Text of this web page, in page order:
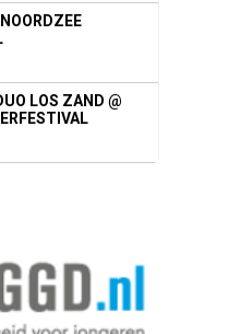
LOS ZAND @